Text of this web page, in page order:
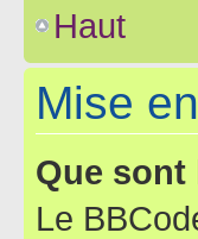
Haut
Mise
Que sont
Le